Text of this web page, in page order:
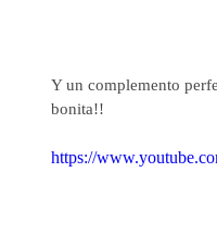
Y un complemento
bonita!!
https://